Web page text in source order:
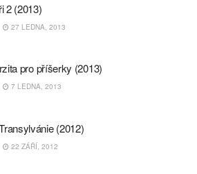
2 (2013)
27 LEDNA, 2013
pro příšerky (2013)
7 LEDNA, 2013
(2012)
22 ZÁŘÍ, 2012